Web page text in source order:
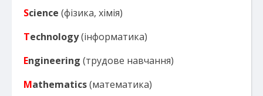
Science (фізика, хімія)
Technology(інформатика)
Engineering (трудове навчання)
Mathematics(математика)